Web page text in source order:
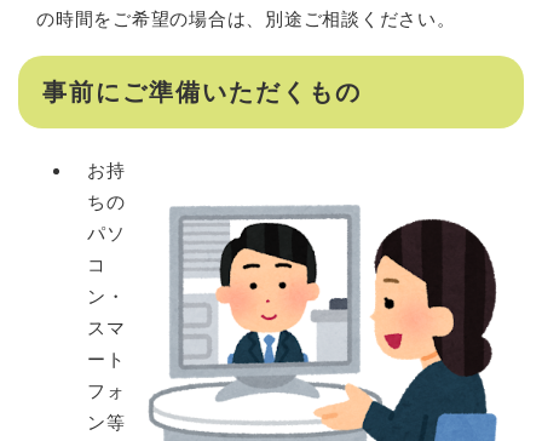
の時間をご希望の場合は、別途ご相談ください。
事前にご準備いただくもの
お持
ちの
パソ
コ
ン・
スマ
ート
フォ
ン等